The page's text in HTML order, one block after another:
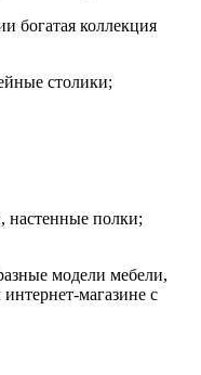
богатая коллекция
столики;
настенные полки;
модели мебели,
магазине с